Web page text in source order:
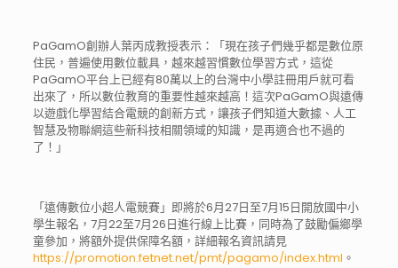
PaGamO創辦人葉丙成教授表示：「現在孩子們幾乎都是數位原
住民，普遍使用數位載具，越來越習慣數位學習方式，這從
PaGamO平台上已經有80萬以上的台灣中小學註冊用戶就可看
出來了，所以數位教育的重要性越來越高！這次PaGamO與遠傳
以遊戲化學習結合電競的創新方式，讓孩子們知道大數據、人工
智慧及物聯網這些新科技相關領域的知識，是再適合也不過的
了！」
「遠傳數位小超人電競賽」即將於6月27日至7月15日開放國中小
學生報名，7月22至7月26日進行線上比賽，同時為了鼓勵偏鄉學
童參加，將額外提供保障名額，詳細報名資訊請見
https://promotion.fetnet.net/pmt/pagamo/index.html 。